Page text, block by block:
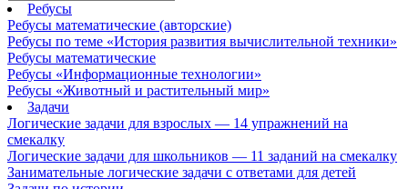
Ребусы
Ребусы математические (авторские)
Ребусы по теме «История развития вычислительной техники»
Ребусы математические
Ребусы «Информационные технологии»
Ребусы «Животный и растительный мир»
Задачи
Логические задачи для взрослых — 14 упражнений на
смекалку
Логические задачи для школьников — 11 заданий на смекалку
Занимательные логические задачи с ответами для детей